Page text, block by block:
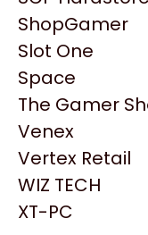
PowerColor
Razer
Redragon
Samsung
Sandisk
Sapphire
Seagate
Sentey
Solarmax
ShopGamer
Slot One
Space
The Gamer
Venex
Vertex Retail
WIZ TECH
XT-PC
Explorá más
BRACATECH
AURICULAR
$379.167